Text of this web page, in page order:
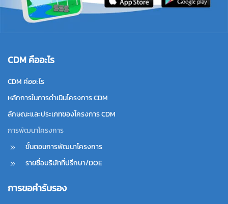
CDM คืออะไร
CDM คืออะไร
หลักการในการดำเนินโครงการ CDM
ลักษณะและประเภทของโครงการ CDM
การพัฒนาโครงการ
ขั้นตอนการพัฒนาโครงการ
รายชื่อบริษัทที่ปรึกษา/DOE
การขอคำรับรอง